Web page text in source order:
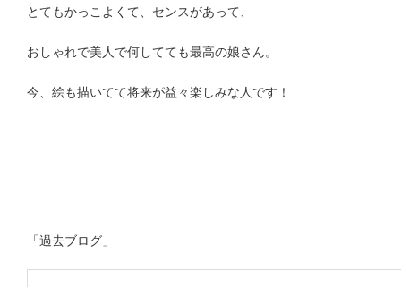
とてもかっこよくて、センスがあって、
おしゃれで美人で何してても最高の娘さん。
今、絵も描いてて将来が益々楽しみな人です！
「過去ブログ」